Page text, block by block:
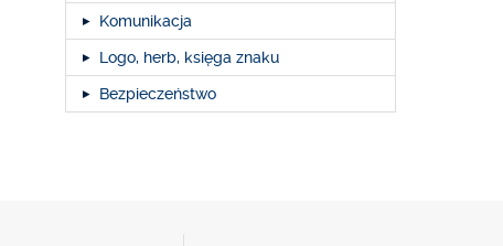
Komunikacja
Logo, herb, księga znaku
Bezpieczeństwo